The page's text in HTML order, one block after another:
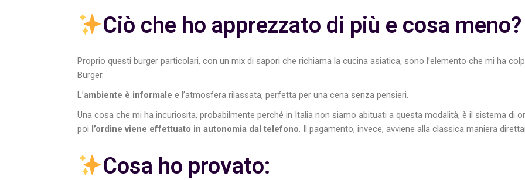
Ciò che ho apprezzato di più e cosa meno?
Proprio questi burger particolari, con un mix di sapori che richiama la cucina asiatica, sono l’elemento che mi ha
Burger.
L’ambiente è informale e l’atmosfera rilassata, perfetta per una cena senza pensieri.
Una cosa che mi ha incuriosita, probabilmente perché in Italia non siamo abituati a questa modalità, è il sistema di
poi l’ordine viene effettuato in autonomia dal telefono. Il pagamento, invece, avviene alla classica maniera
Cosa ho provato: